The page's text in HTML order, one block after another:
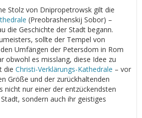
Stolz von Dnipropetrowsk gilt die
(Preobrashenskij Sobor) –
die Geschichte der Stadt begann.
sollte der Tempel von
Umfängen der Petersdom in Rom
obwohl es misslang, diese Idee zu
die Christi-Verklärungs-Kathedrale – vor
Größe und der zurückhaltenden
nicht nur einer der entzückendsten
sondern auch ihr geistiges